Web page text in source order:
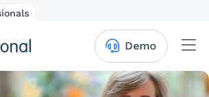
Demo